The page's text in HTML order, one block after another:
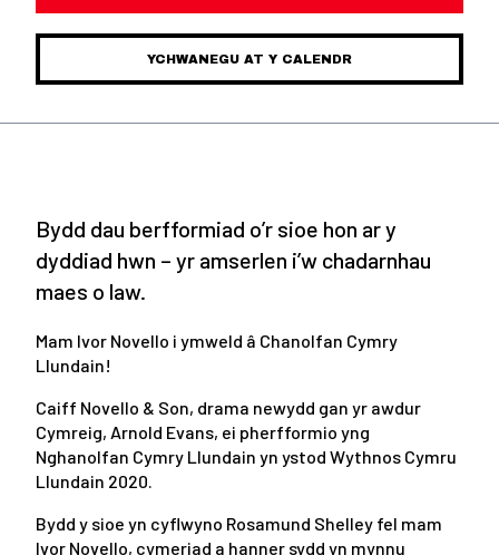
YCHWANEGU AT Y CALENDR
Bydd dau berfformiad o’r sioe hon ar y
dyddiad hwn – yr amserlen i’w chadarnhau
maes o law.
Mam Ivor Novello i ymweld â Chanolfan Cymry
Llundain!
Caiff Novello & Son, drama newydd gan yr awdur
Cymreig, Arnold Evans, ei pherfformio yng
Nghanolfan Cymry Llundain yn ystod Wythnos Cymru
Llundain 2020.
Bydd y sioe yn cyflwyno Rosamund Shelley fel mam
Ivor Novello, cymeriad a hanner sydd yn mynnu